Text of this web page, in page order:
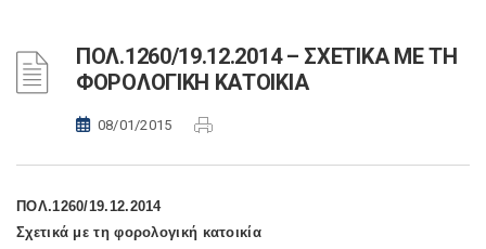
ΠΟΛ.1260/19.12.2014 – ΣΧΕΤΙΚΑ ΜΕ ΤΗ
ΦΟΡΟΛΟΓΙΚΗ ΚΑΤΟΙΚΙΑ
08/01/2015
ΠΟΛ.1260/19.12.2014
Σχετικά με τη φορολογική κατοικία